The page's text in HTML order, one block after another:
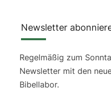
Newsletter
Regelmäßig zum
Newsletter mit den
Bibellabor.